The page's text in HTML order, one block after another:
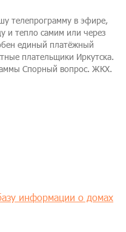
телепрограмму в эфире,
и тепло самим или через
единый платёжный
плательщики Иркутска.
Спорный вопрос. ЖКХ.
информации о домах